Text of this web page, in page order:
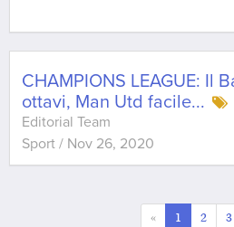
CHAMPIONS LEAGUE: Il
ottavi, Man Utd facile...
Editorial Team
Sport / Nov 26, 2020
« 1 2 3